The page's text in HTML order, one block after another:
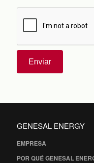
Enviar
GENESAL ENERGY
EMPRESA
POR QUÉ GENESAL